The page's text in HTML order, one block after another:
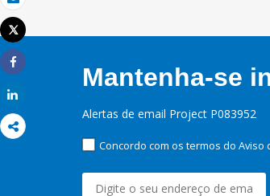
Email
Imprimir
Tweet
Share
Mantenha-se
Alertas de email Project P083952
Concordo com os termos do